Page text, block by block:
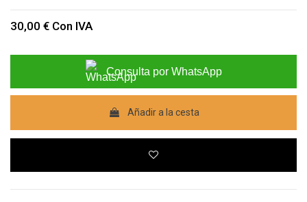
30,00 € Con IVA
Consulta por WhatsApp
Añadir a la cesta